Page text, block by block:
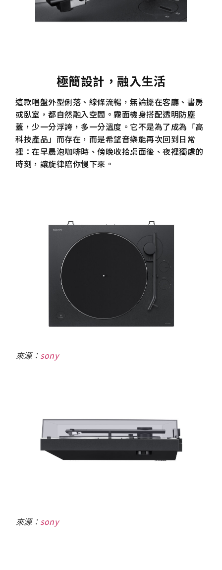
極簡設計，融入生活
這款唱盤外型俐落、線條流暢，無論擺在客廳、書房
或臥室，都自然融入空間。霧面機身搭配透明防塵
蓋，少一分浮誇，多一分溫度。它不是為了成為「高
科技產品」而存在，而是希望音樂能再次回到日常
裡：在早晨泡咖啡時、傍晚收拾桌面後、夜裡獨處的
時刻，讓旋律陪你慢下來。
來源： sony
來源： sony